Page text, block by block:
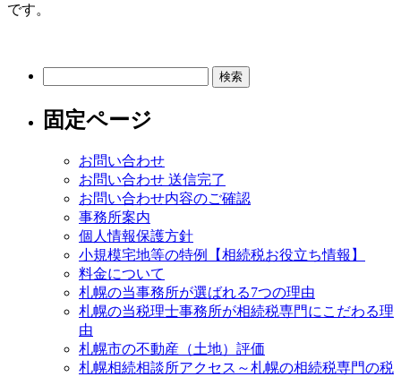
です。
固定ページ
お問い合わせ
お問い合わせ 送信完了
お問い合わせ内容のご確認
事務所案内
個人情報保護方針
小規模宅地等の特例【相続税お役立ち情報】
料金について
札幌の当事務所が選ばれる7つの理由
札幌の当税理士事務所が相続税専門にこだわる理
由
札幌市の不動産（土地）評価
札幌相続相談所アクセス～札幌の相続税専門の税